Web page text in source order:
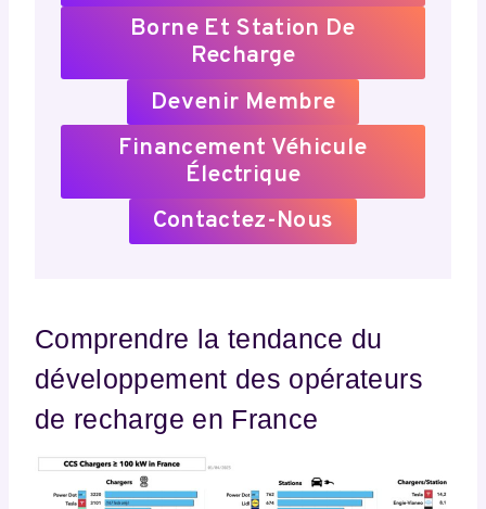
Borne Et Station De
Recharge
Devenir Membre
Financement Véhicule
Électrique
Contactez-Nous
Comprendre la tendance du
développement des opérateurs
de recharge en France